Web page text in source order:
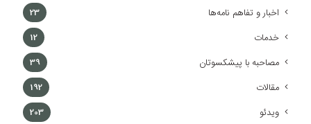
اخبار و تفاهم نامه‌ها 23
خدمات 12
مصاحبه با پیشکسوتان 39
مقالات 192
ویدئو 203